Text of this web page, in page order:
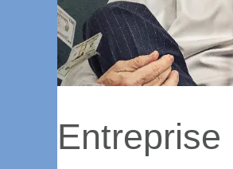
Entreprise